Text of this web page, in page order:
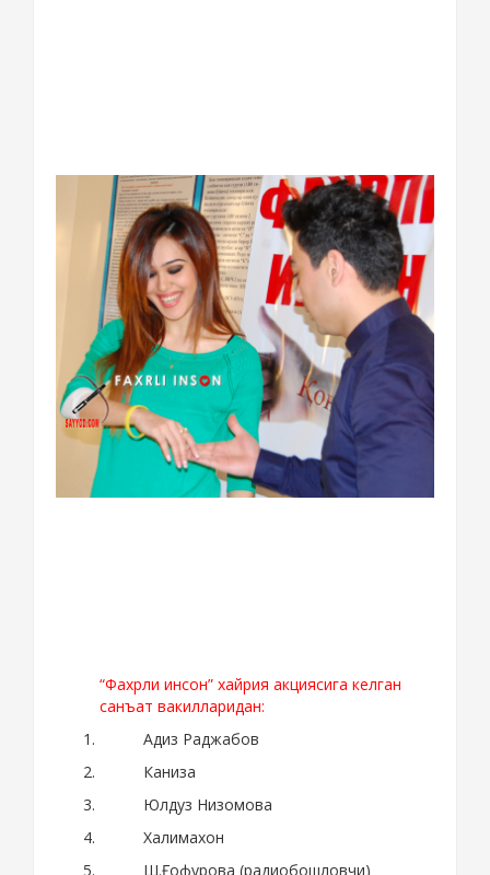
“Фахрли инсон” хайрия акциясига келган
санъат вакилларидан:
Адиз Раджабов
Каниза
Юлдуз Низомова
Халимахон
Ш.Ғофурова (радиобошловчи)